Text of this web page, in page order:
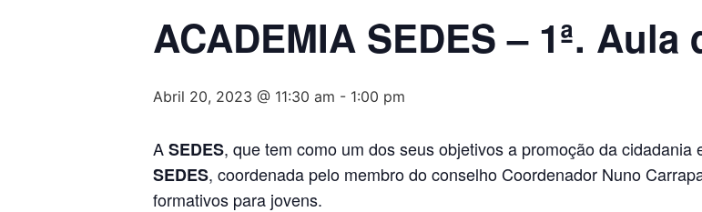
ACADEMIA SEDES – 1ª. Aula
Abril 20, 2023 @ 11:30 am - 1:00 pm
ASEDES, que tem como um dos seus objetivos a promoção da
SEDES, coordenada pelo membro do conselho Coordenador Nuno
formativos para jovens.